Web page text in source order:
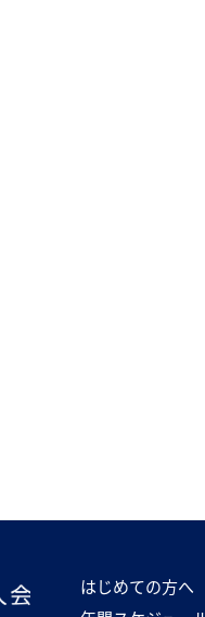
はじめての方へ